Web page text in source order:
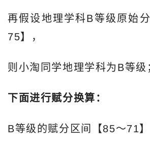
再假设地理学科B等级原始
75】，
则小淘同学地理学科为B等级
下面进行赋分换算：
B等级的赋分区间【85～71